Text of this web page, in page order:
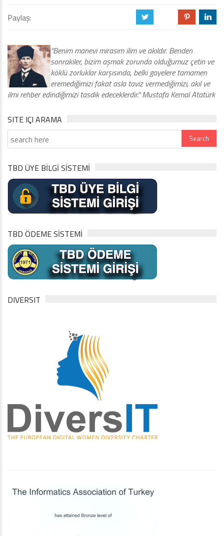
Paylaş: a d j
“Benim manevi mirasım ilim ve akıldır. Benden
sonrakiler, bizim aşmak zorunda olduğumuz çetin ve
köklü zorluklar karşısında, belki gayelere tamamen
eremediğimizi fakat asla taviz vermediğimizi, akıl ve
ilmi rehber edindiğimizi tasdik edeceklerdir.” Mustafa Kemal Atatürk
SITE IÇI ARAMA
TBD ÜYE BİLGİ SİSTEMİ
TBD ÖDEME SİSTEMİ
DIVERSIT